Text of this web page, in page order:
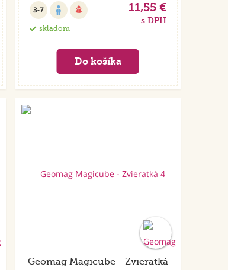
3-7
skladom
11,55 €
s DPH
Geomag Magicube - Zvieratká